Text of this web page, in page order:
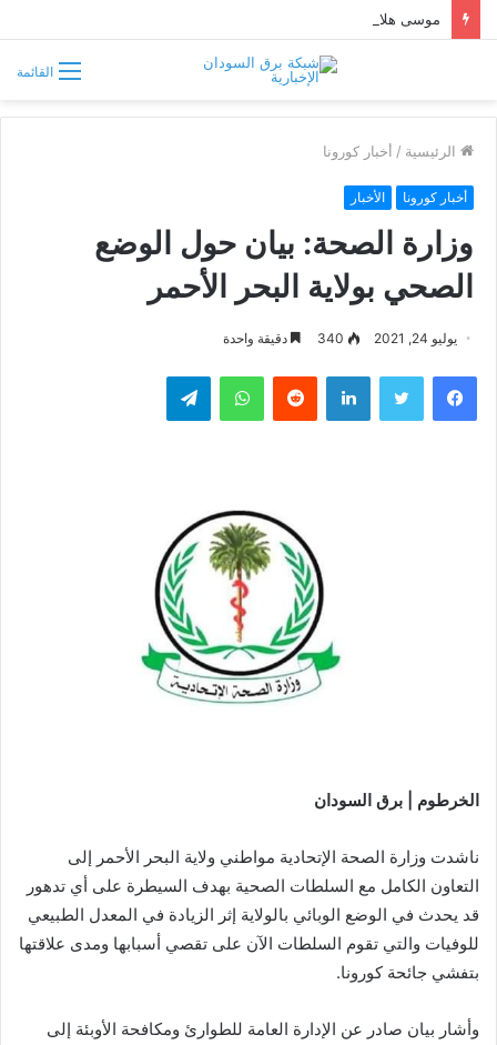
القائمة
الرئيسية / أخبار كورونا
أخبار كورونا الأخبار
وزارة الصحة: بيان حول الوضع
الصحي بولاية البحر الأحمر
يوليو 24, 2021 340 دقيقة واحدة
فيسبوك تويتر لينكدإن واتساب تيلقرام
الخرطوم | برق السودان
ناشدت وزارة الصحة الإتحادية مواطني ولاية البحر الأحمر إلى
التعاون الكامل مع السلطات الصحية بهدف السيطرة على أي تدهور
قد يحدث في الوضع الوبائي بالولاية إثر الزيادة في المعدل الطبيعي
للوفيات والتي تقوم السلطات الآن على تقصي أسبابها ومدى علاقتها
بتفشي جائحة كورونا.
وأشار بيان صادر عن الإدارة العامة للطوارئ ومكافحة الأوبئة إلى